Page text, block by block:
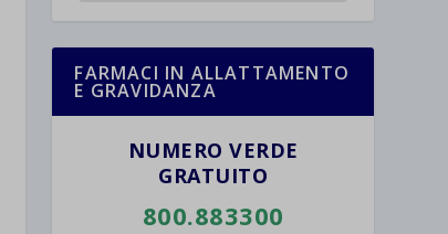
FARMACI IN ALLATTAMENTO
E GRAVIDANZA
NUMERO VERDE
GRATUITO
800.883300